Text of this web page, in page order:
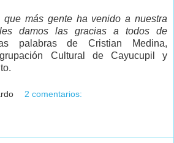
más gente ha venido a nuestra
damos las gracias a todos de
palabras de Cristian Medina,
Cultural de Cayucupil y
2 comentarios: